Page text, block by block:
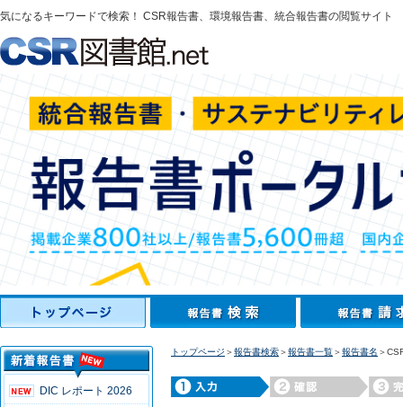
気になるキーワードで検索！ CSR報告書、環境報告書、統合報告書の閲覧サイト
DIC レポート 2026
トップページ ＞報告書検索＞報告書一覧＞報告書名 ＞